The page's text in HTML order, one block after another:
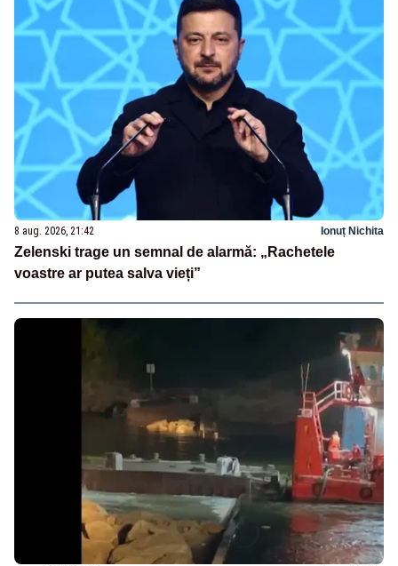
8 aug. 2026, 21:42 Ionuț Nichita
Zelenski trage un semnal de alarmă: „Rachetele
voastre ar putea salva vieți”